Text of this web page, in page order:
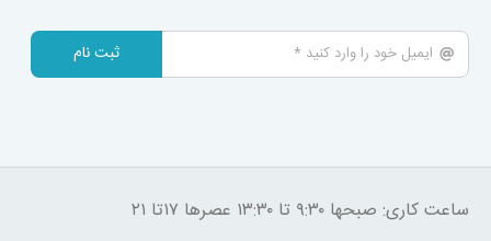
ثبت نام
ساعت کاری: صبحها ۹:۳۰ تا ۱۳:۳۰ عصرها ۱۷تا ۲۱